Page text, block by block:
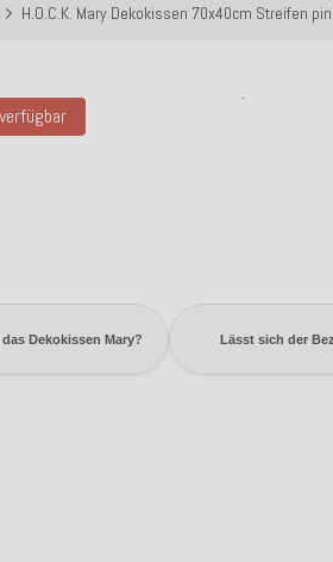
H.O.C.K. Mary Dekokissen 70x40cm Streifen
Dekokissen Mary? Lässt sich der